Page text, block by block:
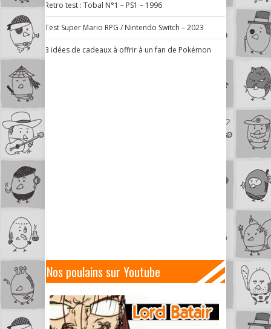
Retro test : Tobal N°1 – PS1 – 1996
Test Super Mario RPG / Nintendo Switch – 2023
3 idées de cadeaux à offrir à un fan de Pokémon
Nos poulains sur Youtube